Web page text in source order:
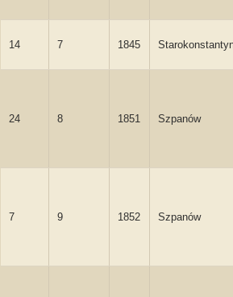
14 7 1845
24 8 1851 Szpanów
7 9 1852 Szpanów